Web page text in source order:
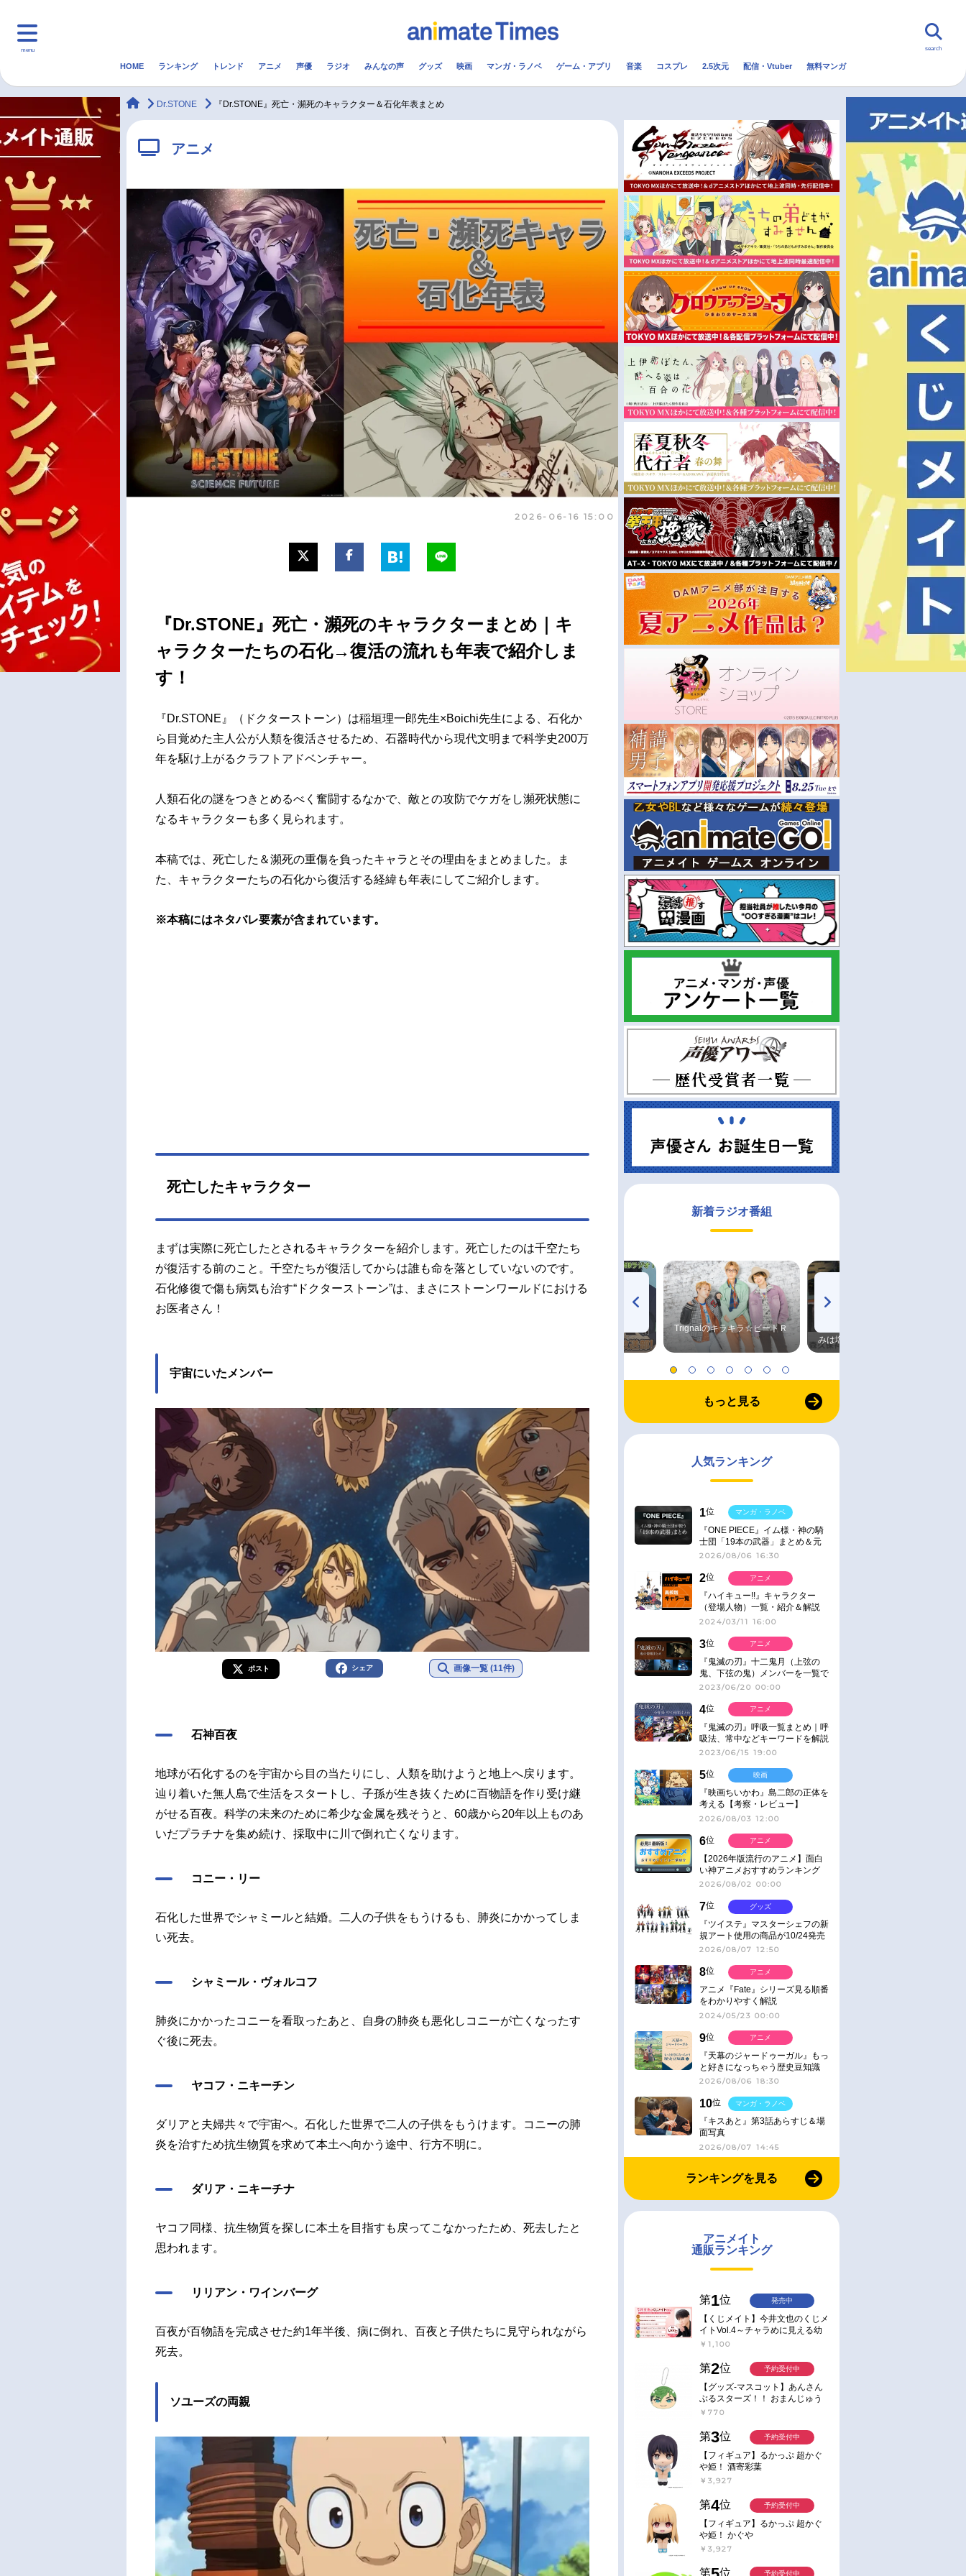
menu
マンガ・ラノベ ゲーム・アプリ 配信・Vtuber トレンド 無料マンガ
アニメ記事一覧
声優記事一覧
実写化映画一覧
男性声優/女性声優一覧
今期アニメ曜日別一覧
春アニメ
夏アニメ
秋アニメ
冬アニメ
FOLLOW US
search
HOME ランキング トレンド アニメ 声優 ラジオ みんなの声 グッズ 映画 マンガ・ラノベ ゲーム・アプリ 音楽 コスプレ 2.5次元 配信・Vtuber 無料マンガ
animateTimes
Dr.STONE 『Dr.STONE』死亡・瀕死のキャラクター＆石化年表まとめ
アニメ
2026-06-16 15:00
『Dr.STONE』死亡・瀕死のキャラクターまとめ｜キ
ャラクターたちの石化→復活の流れも年表で紹介しま
す！
『Dr.STONE』（ドクターストーン）は稲垣理一郎先生×Boichi先生による、石化か
ら目覚めた主人公が人類を復活させるため、石器時代から現代文明まで科学史200万
年を駆け上がるクラフトアドベンチャー。
人類石化の謎をつきとめるべく奮闘するなかで、敵との攻防でケガをし瀕死状態に
なるキャラクターも多く見られます。
本稿では、死亡した＆瀕死の重傷を負ったキャラとその理由をまとめました。ま
た、キャラクターたちの石化から復活する経緯も年表にしてご紹介します。
※本稿にはネタバレ要素が含まれています。
死亡したキャラクター
まずは実際に死亡したとされるキャラクターを紹介します。死亡したのは千空たち
が復活する前のこと。千空たちが復活してからは誰も命を落としていないのです。
石化修復で傷も病気も治す“ドクターストーン”は、まさにストーンワールドにおける
お医者さん！
宇宙にいたメンバー
ポスト シェア 画像一覧 (11件)
石神百夜
地球が石化するのを宇宙から目の当たりにし、人類を助けようと地上へ戻ります。
辿り着いた無人島で生活をスタートし、子孫が生き抜くために百物語を作り受け継
がせる百夜。科学の未来のために希少な金属を残そうと、60歳から20年以上ものあ
いだプラチナを集め続け、採取中に川で倒れ亡くなります。
コニー・リー
石化した世界でシャミールと結婚。二人の子供をもうけるも、肺炎にかかってしま
い死去。
シャミール・ヴォルコフ
肺炎にかかったコニーを看取ったあと、自身の肺炎も悪化しコニーが亡くなったす
ぐ後に死去。
ヤコフ・ニキーチン
ダリアと夫婦共々で宇宙へ。石化した世界で二人の子供をもうけます。コニーの肺
炎を治すため抗生物質を求めて本土へ向かう途中、行方不明に。
ダリア・ニキーチナ
ヤコフ同様、抗生物質を探しに本土を目指すも戻ってこなかったため、死去したと
思われます。
リリアン・ワインバーグ
百夜が百物語を完成させた約1年半後、病に倒れ、百夜と子供たちに見守られながら
死去。
ソユーズの両親
新着ラジオ番組
Trignalのキラキラ☆ビートＲ
みは塩だけ
もっと見る
人気ランキング
1位
『ONE PIECE』イム様・神の騎
士団「19本の武器」まとめ＆元
ネタ
2026/08/06 16:30
マンガ・ラノベ
2位
『ハイキュー!!』キャラクター
（登場人物）一覧・紹介＆解説
2024/03/11 16:00
アニメ
3位
『鬼滅の刃』十二鬼月（上弦の
鬼、下弦の鬼）メンバーを一覧で
紹介＆解説（登場鬼の情報まと
2023/06/20 00:00
アニメ
4位
『鬼滅の刃』呼吸一覧まとめ｜呼
吸法、常中などキーワードを解説
2023/06/15 19:00
アニメ
5位
『映画ちいかわ』島二郎の正体を
考える【考察・レビュー】
2026/08/03 12:00
映画
6位
【2026年版流行のアニメ】面白
い神アニメおすすめランキング
【名作・話題作】｜ジャンル別人
2026/08/02 00:00
アニメ
7位
『ツイステ』マスターシェフの新
規アート使用の商品が10/24発売
2026/08/07 12:50
グッズ
8位
アニメ『Fate』シリーズ見る順番
をわかりやすく解説
2024/05/23 00:00
アニメ
9位
『天幕のジャードゥーガル』もっ
と好きになっちゃう歴史豆知識
2026/08/06 18:30
アニメ
10位
『キスあと』第3話あらすじ＆場
面写真
2026/08/07 14:45
マンガ・ラノベ
ランキングを見る
アニメイト
通販ランキング
第1位
【くじメイト】今井文也のくじメ
イトVol.4～チャラめに見える幼
馴染、実は一途で独占欲が強いん
￥1,100
発売中
第2位
【グッズ-マスコット】あんさん
ぶるスターズ！！ おまんじゅう
にぎにぎマスコット ねくすと2
￥770
予約受付中
第3位
【フィギュア】るかっぷ 超かぐ
や姫！ 酒寄彩葉
￥3,927
予約受付中
第4位
【フィギュア】るかっぷ 超かぐ
や姫！ かぐや
￥3,927
予約受付中
第 位 予約受付中